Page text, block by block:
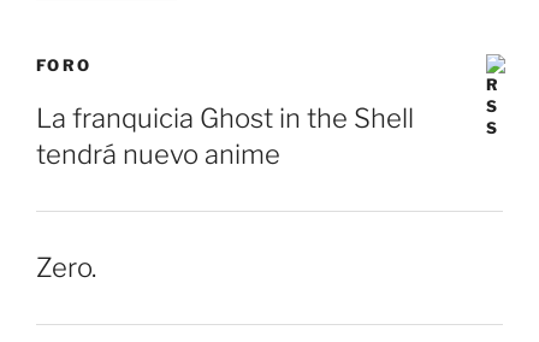
FORO
La franquicia Ghost in the Shell
tendrá nuevo anime
Zero.